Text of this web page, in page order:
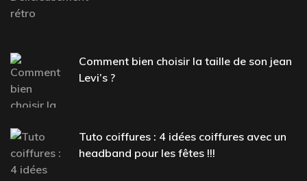
Comment bien choisir la taille de son jean
Levi’s ?
Tuto coiffures : 4 idées coiffures avec un
headband pour les fêtes !!!